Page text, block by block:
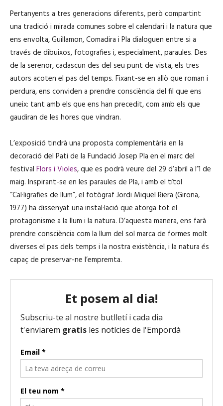
Pertanyents a tres generacions diferents, però compartint
una tradició i mirada comunes sobre el calendari i la natura que
ens envolta, Guillamon, Comadira i Pla dialoguen entre si a
través de dibuixos, fotografies i, especialment, paraules. Des
de la serenor, cadascun des del seu punt de vista, els tres
autors acoten el pas del temps. Fixant-se en allò que roman i
perdura, ens conviden a prendre consciència del fil que ens
uneix: tant amb els que ens han precedit, com amb els que
gaudiran de les hores que vindran.
L’exposició tindrà una proposta complementària en la
decoració del Pati de la Fundació Josep Pla en el marc del
festival Flors i Violes, que es podrà veure del 29 d’abril a l’1 de
maig. Inspirant-se en les paraules de Pla, i amb el títol
“Cal·ligrafies de llum”, el fotògraf Jordi Miquel Riera (Girona,
1977) ha dissenyat una instal·lació que atorga tot el
protagonisme a la llum i la natura. D’aquesta manera, ens farà
prendre consciència com la llum del sol marca de formes molt
diverses el pas dels temps i la nostra existència, i la natura és
capaç de preservar-ne l’empremta.